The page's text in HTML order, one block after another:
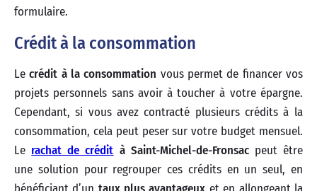
formulaire.
Crédit à la consommation
Lecrédit à la consommation vous permet de financer vos
projets personnels sans avoir à toucher à votre épargne.
Cependant, si vous avez contracté plusieurs crédits à la
consommation, cela peut peser sur votre budget mensuel.
Le rachat de crédit à Saint-Michel-de-Fronsacpeut être
une solution pour regrouper ces crédits en un seul, en
bénéficiant d’un taux plus avantageux et en allongeant la